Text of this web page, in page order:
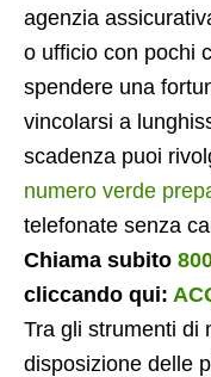
agenzia
o ufficio con pochi
spendere una
vincolarsi a
scadenza puoi
numero verde
telefonate senza
Chiama subito
cliccando qui:
Tra gli strumenti di
disposizione delle